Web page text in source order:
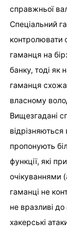
справжньої
Спеціальний
контролювати
гаманця на
банку, тоді як
гаманця схожа
власному
Вищезгадані
пропонують
функції, які
очікуваннями
гаманці не
не вразливі
хакерські